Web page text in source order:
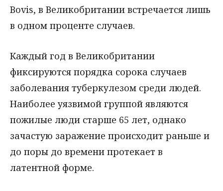
Bovis, в Великобритании встречается лишь
в одном проценте случаев.
Каждый год в Великобритании
фиксируются порядка сорока случаев
заболевания туберкулезом среди людей.
Наиболее уязвимой группой являются
пожилые люди старше 65 лет, однако
зачастую заражение происходит раньше и
до поры до времени протекает в
латентной форме.